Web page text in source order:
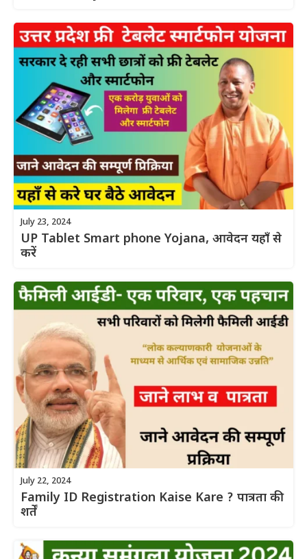
July 23, 2024
UP Tablet Smart phone Yojana, आवेदन यहाँ से
करें
July 22, 2024
Family ID Registration Kaise Kare ? पात्रता की
शर्तें